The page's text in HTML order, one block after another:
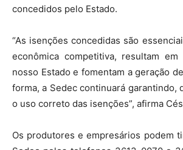
concedidos pelo Estado.
“As isenções concedidas são
econômica competitiva, resultam
nosso Estado e fomentam a geração
forma, a Sedec continuará garantindo,
o uso correto das isenções”, afirma
Os produtores e empresários podem